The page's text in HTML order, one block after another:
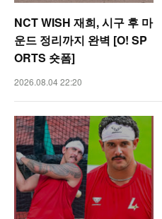
NCT WISH 재희, 시구 후 마
운드 정리까지 완벽 [O! SP
ORTS 숏폼]
2026.08.04 22:20